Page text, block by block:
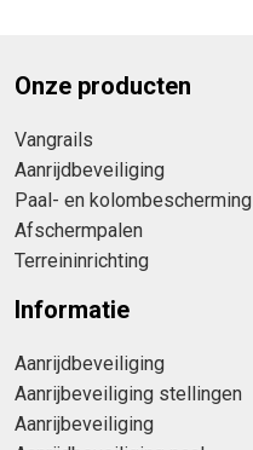
Onze producten
Vangrails
Aanrijdbeveiliging
Paal- en kolombescherming
Afschermpalen
Terreininrichting
Informatie
Aanrijdbeveiliging
Aanrijbeveiliging stellingen
Aanrijbeveiliging